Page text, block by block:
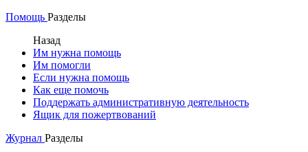
Помощь Разделы
Назад
Им нужна помощь
Им помогли
Если нужна помощь
Как еще помочь
Поддержать административную деятельность
Ящик для пожертвований
Журнал Разделы